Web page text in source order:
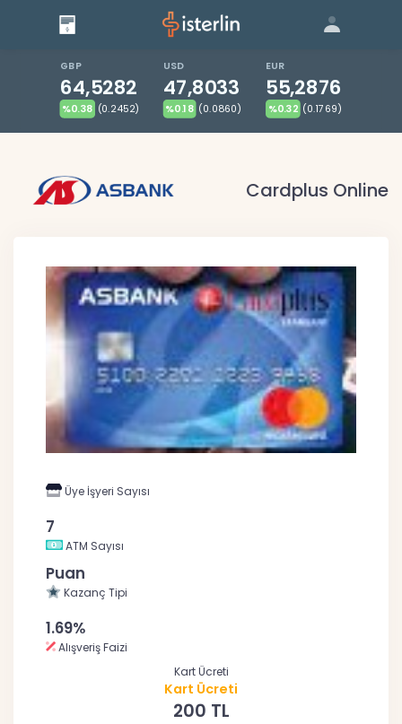
| Blog | Giriş
GBP
64,5282
%0.38 (0.2452)
USD
47,8033
%0.18 (0.0860)
EUR
55,2876
%0.32 (0.1769)
Cardplus Online
Üye İşyeri Sayısı
7
ATM Sayısı
Puan
Kazanç Tipi
1.69%
Alışveriş Faizi
Kart Ücreti
Kart Ücreti
200 TL